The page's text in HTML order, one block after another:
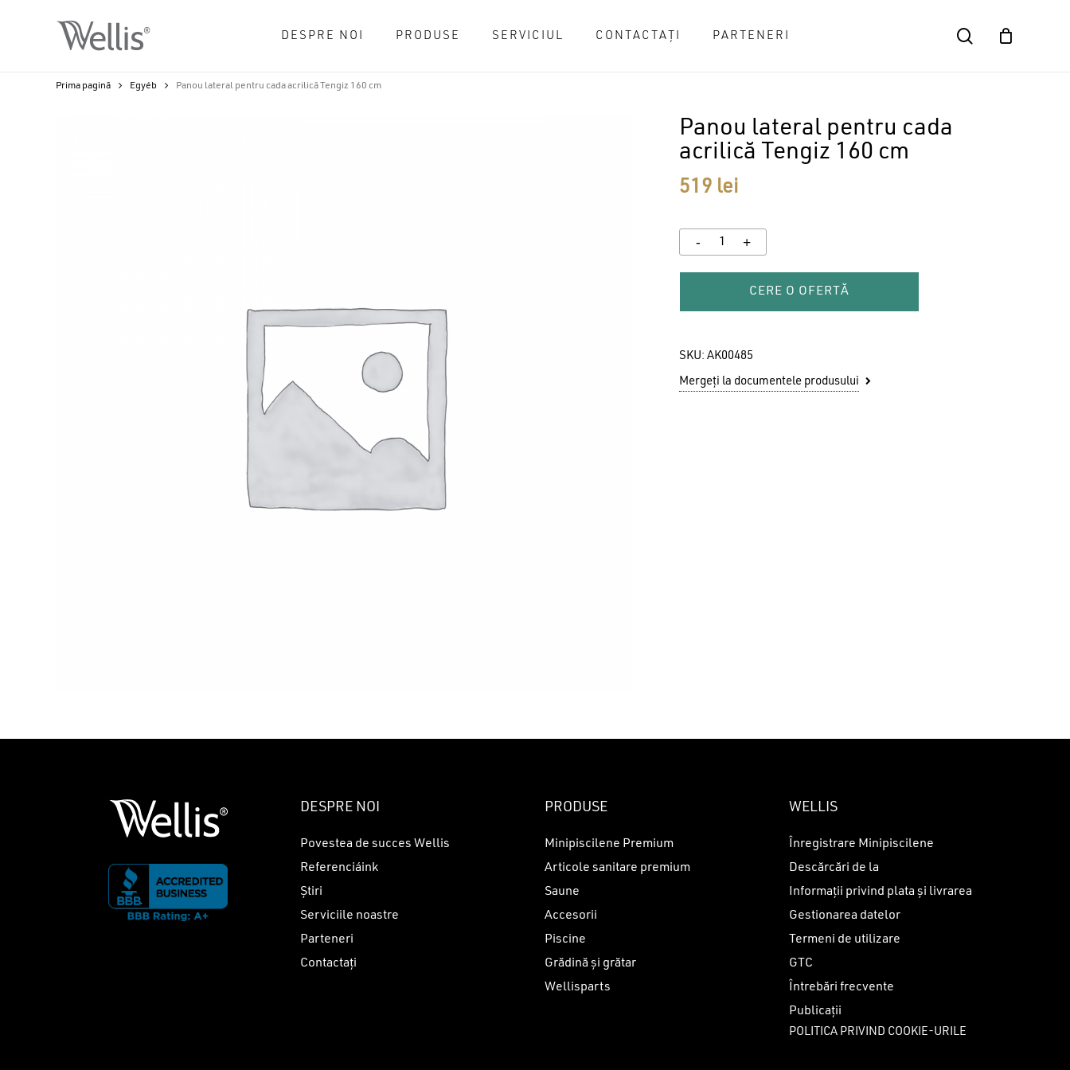
DESPRE NOI PRODUSE SERVICIUL CONTACTAȚI PARTENERI search
Cart
Prima pagină Egyéb Panou lateral pentru cada acrilică Tengiz 160 cm
Panou lateral pentru cada
acrilică Tengiz 160 cm
519 lei
CERE O OFERTĂ
SKU: AK00485
Mergeți la documentele produsului
DESPRE NOI
Povestea de succes Wellis
Referenciáink
Știri
Serviciile noastre
Parteneri
Contactați
PRODUSE
Minipiscilene Premium
Articole sanitare premium
Saune
Accesorii
Piscine
Grădină și grătar
Wellisparts
WELLIS
Înregistrare Minipiscilene
Descărcări de la
Informații privind plata și livrarea
Gestionarea datelor
Termeni de utilizare
GTC
Întrebări frecvente
Publicații
POLITICA PRIVIND COOKIE-URILE